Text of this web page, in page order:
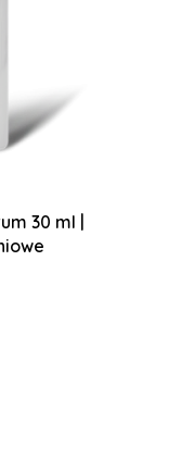
30 ml |